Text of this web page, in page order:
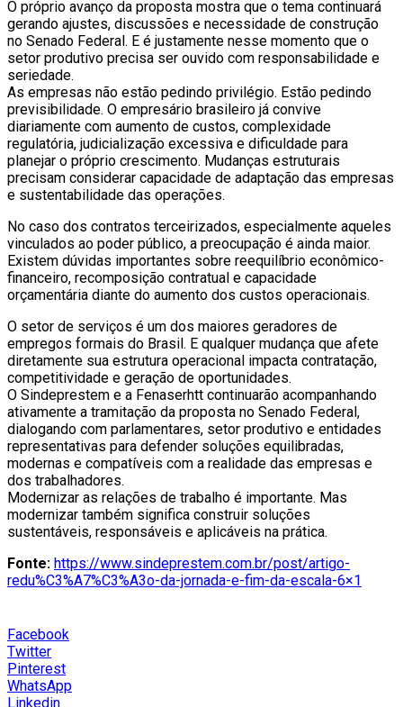
O próprio avanço da proposta mostra que o tema continuará
gerando ajustes, discussões e necessidade de construção
no Senado Federal. E é justamente nesse momento que o
setor produtivo precisa ser ouvido com responsabilidade e
seriedade.
As empresas não estão pedindo privilégio. Estão pedindo
previsibilidade. O empresário brasileiro já convive
diariamente com aumento de custos, complexidade
regulatória, judicialização excessiva e dificuldade para
planejar o próprio crescimento. Mudanças estruturais
precisam considerar capacidade de adaptação das empresas
e sustentabilidade das operações.
No caso dos contratos terceirizados, especialmente aqueles
vinculados ao poder público, a preocupação é ainda maior.
Existem dúvidas importantes sobre reequilíbrio econômico-
financeiro, recomposição contratual e capacidade
orçamentária diante do aumento dos custos operacionais.
O setor de serviços é um dos maiores geradores de
empregos formais do Brasil. E qualquer mudança que afete
diretamente sua estrutura operacional impacta contratação,
competitividade e geração de oportunidades.
O Sindeprestem e a Fenaserhtt continuarão acompanhando
ativamente a tramitação da proposta no Senado Federal,
dialogando com parlamentares, setor produtivo e entidades
representativas para defender soluções equilibradas,
modernas e compatíveis com a realidade das empresas e
dos trabalhadores.
Modernizar as relações de trabalho é importante. Mas
modernizar também significa construir soluções
sustentáveis, responsáveis e aplicáveis na prática.
Fonte: https://www.sindeprestem.com.br/post/artigo-
redu%C3%A7%C3%A3o-da-jornada-e-fim-da-escala-6×1
Facebook
Twitter
Pinterest
WhatsApp
Linkedin